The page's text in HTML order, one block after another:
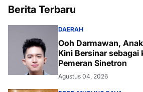
Berita Terbaru
DAERAH
Ooh Darmawan,
Kini Bersinar sebagai
Pemeran Sinetron
Agustus 04, 2026